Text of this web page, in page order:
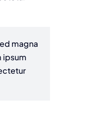
magna
ipsum